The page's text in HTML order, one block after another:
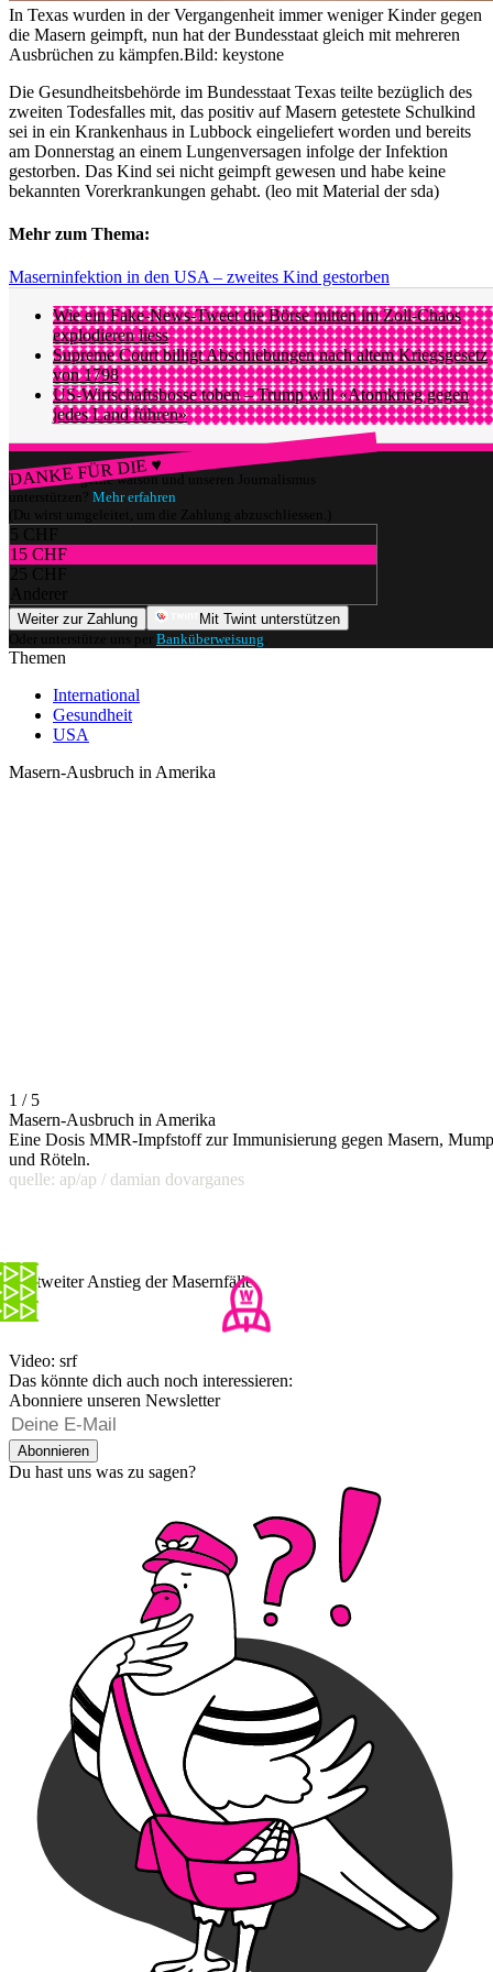
In Texas wurden in der Vergangenheit immer weniger Kinder gegen
die Masern geimpft, nun hat der Bundesstaat gleich mit mehreren
Ausbrüchen zu kämpfen.Bild: keystone
Die Gesundheitsbehörde im Bundesstaat Texas teilte bezüglich des
zweiten Todesfalles mit, das positiv auf Masern getestete Schulkind
sei in ein Krankenhaus in Lubbock eingeliefert worden und bereits
am Donnerstag an einem Lungenversagen infolge der Infektion
gestorben. Das Kind sei nicht geimpft gewesen und habe keine
bekannten Vorerkrankungen gehabt. (leo mit Material der sda)
Mehr zum Thema:
Maserninfektion in den USA – zweites Kind gestorben
Wie ein Fake-News-Tweet die Börse mitten im Zoll-Chaos
explodieren liess
Supreme Court billigt Abschiebungen nach altem Kriegsgesetz
von 1798
US-Wirtschaftsbosse toben – Trump will «Atomkrieg gegen
jedes Land führen»
DANKE FÜR DIE ♥
Würdest du gerne watson und unseren Journalismus
unterstützen? Mehr erfahren
(Du wirst umgeleitet, um die Zahlung abzuschliessen.)
5 CHF
15 CHF
25 CHF
Anderer
Weiter zur Zahlung
Mit Twint unterstützen
Oder unterstütze uns per Banküberweisung
Themen
International
Gesundheit
USA
Masern-Ausbruch in Amerika
1 / 5
Masern-Ausbruch in Amerika
Eine Dosis MMR-Impfstoff zur Immunisierung gegen Masern,
und Röteln.
quelle: ap/ap / damian dovarganes
Weltweiter Anstieg der Masernfälle
Video: srf
Das könnte dich auch noch interessieren:
Abonniere unseren Newsletter
Abonnieren
Du hast uns was zu sagen?